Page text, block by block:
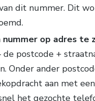
dit nummer. Dit
op adres te
de postcode +
Onder ander
aan met
het gezochte